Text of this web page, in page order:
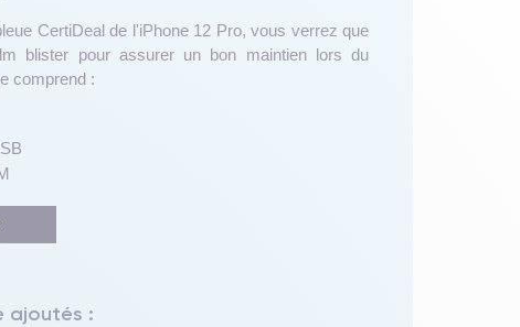
CertiDeal de l'iPhone 12 Pro, vous verrez que
blister pour assurer un bon maintien lors du
comprend :
ajoutés :